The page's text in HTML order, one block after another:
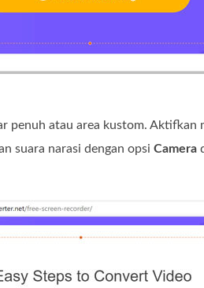
penuh atau area kustom. Aktifkan
suara narasi dengan opsi Camera